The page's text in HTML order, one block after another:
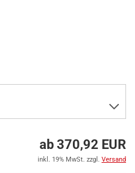
ab 370,92 EUR
inkl. 19% MwSt. zzgl. Versand